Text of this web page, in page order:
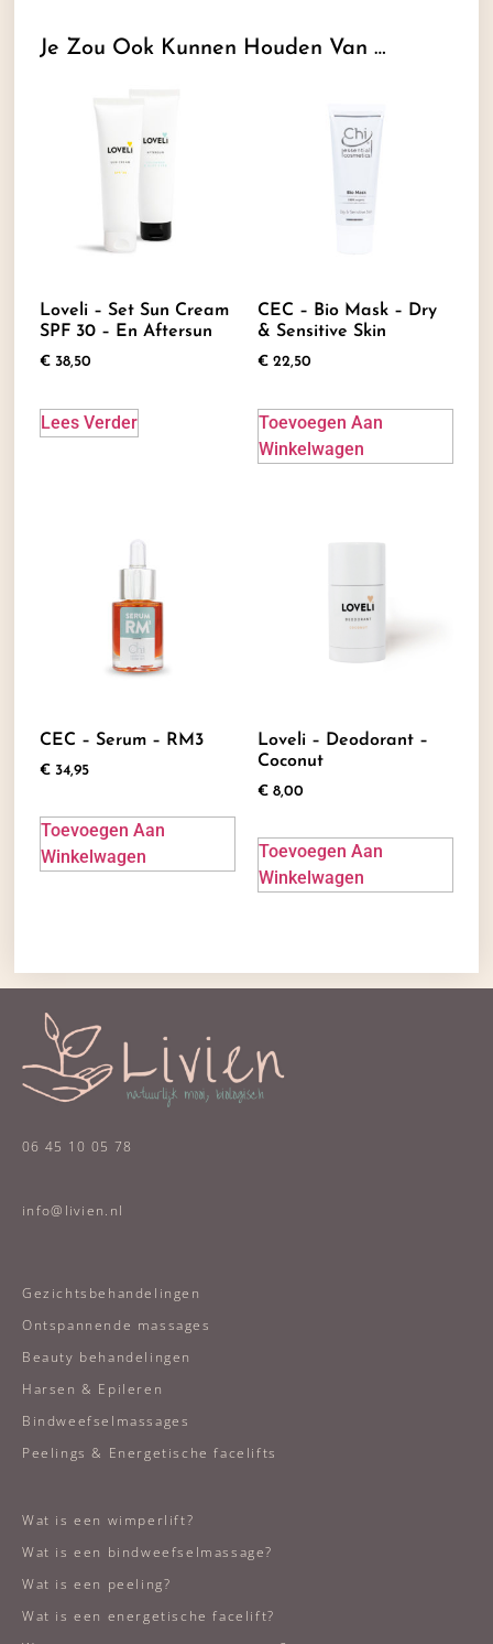
Je Zou Ook Kunnen Houden Van …
Loveli – Set Sun Cream
SPF 30 – En Aftersun
€ 38,50
Lees Verder
CEC – Bio Mask – Dry
& Sensitive Skin
€ 22,50
Toevoegen Aan
Winkelwagen
CEC – Serum – RM3
€ 34,95
Toevoegen Aan
Winkelwagen
Loveli – Deodorant –
Coconut
€ 8,00
Toevoegen Aan
Winkelwagen
06 45 10 05 78
info@livien.nl
Gezichtsbehandelingen
Ontspannende massages
Beauty behandelingen
Harsen & Epileren
Bindweefselmassages
Peelings & Energetische facelifts
Wat is een wimperlift?
Wat is een bindweefselmassage?
Wat is een peeling?
Wat is een energetische facelift?